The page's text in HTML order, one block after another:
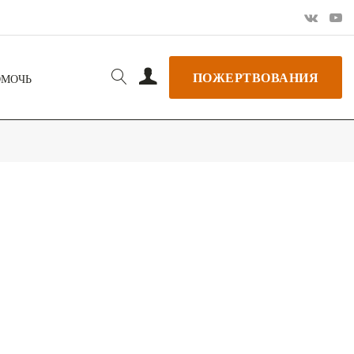
ПОЖЕРТВОВАНИЯ